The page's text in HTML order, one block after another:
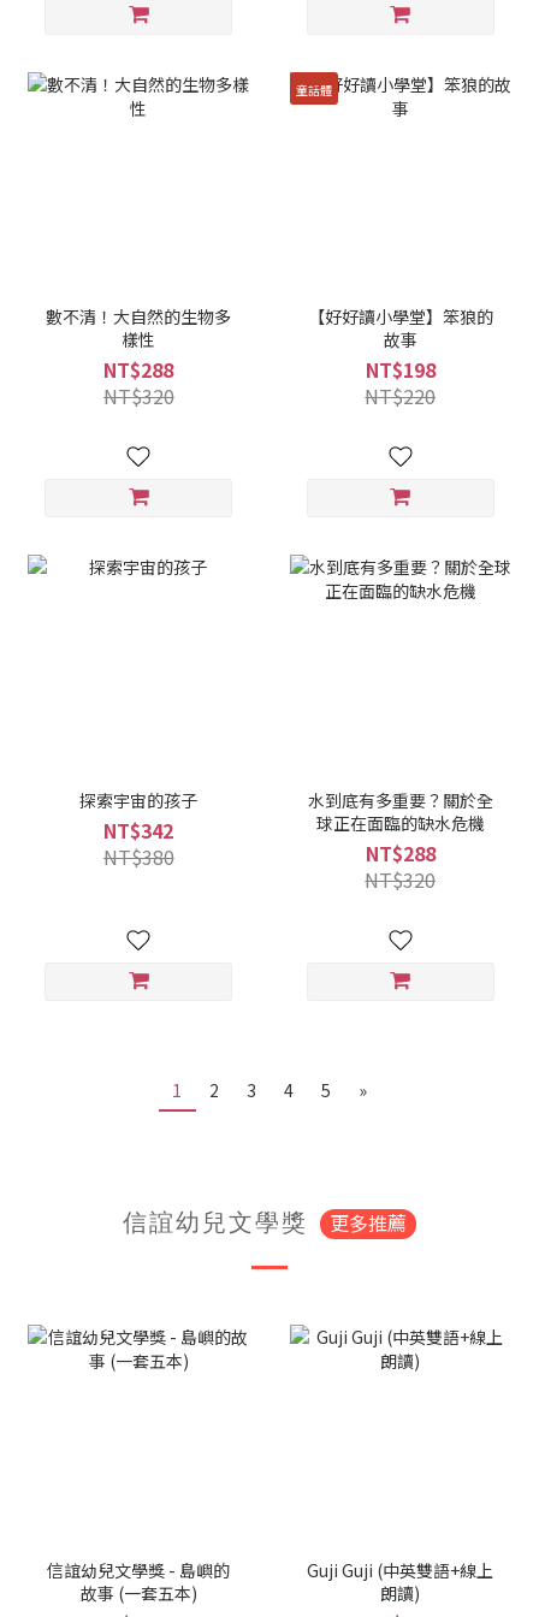
數不清！大自然的生物多
樣性
NT$288
NT$320
童話體
【好好讀小學堂】笨狼的
故事
NT$198
NT$220
探索宇宙的孩子
NT$342
NT$380
水到底有多重要？關於全
球正在面臨的缺水危機
NT$288
NT$320
1 2 3 4 5 »
信誼幼兒文學獎 更多推薦
信誼幼兒文學獎 - 島嶼的
故事 (一套五本)
Guji Guji (中英雙語+線上
朗讀)